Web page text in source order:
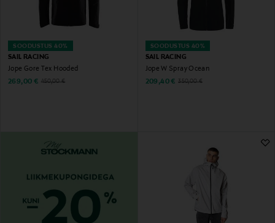
SOODUSTUS 40%
SAIL RACING
Jope Gore Tex Hooded
Discounted Price
269,00 € Original Price
450,00 €
SOODUSTUS 40%
SAIL RACING
Jope W Spray Ocean
Discounted Price
209,40 € Original Price
350,00 €